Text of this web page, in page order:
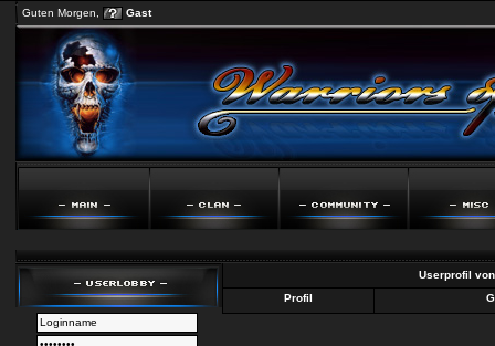
Guten Morgen, Gast
Userprofil
Profil